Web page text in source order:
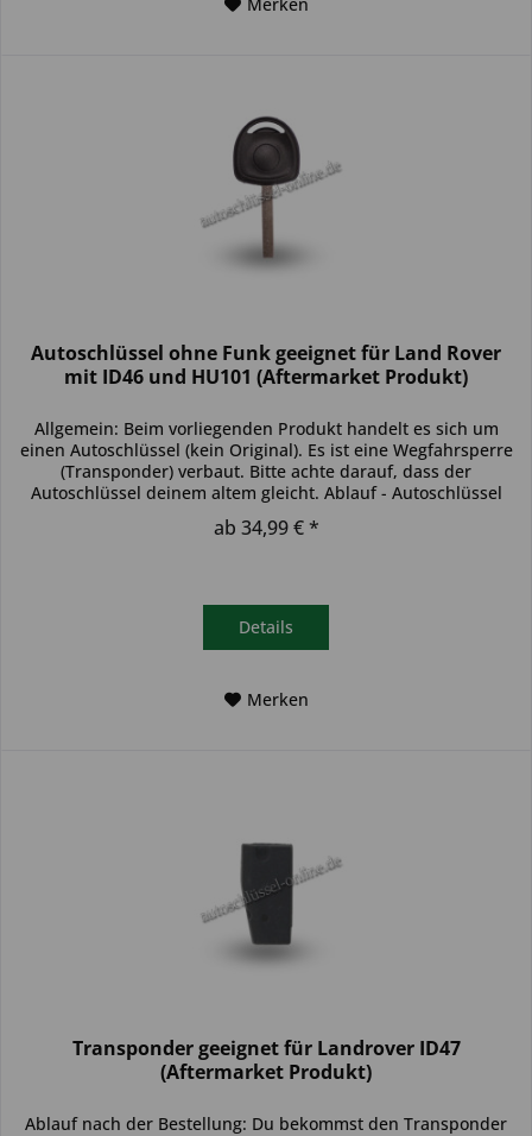
Autoschlüssel ohne Funk geeignet für Land Rover
mit ID46 und HU101 (Aftermarket Produkt)
Allgemein: Beim vorliegenden Produkt handelt es sich um
einen Autoschlüssel (kein Original). Es ist eine Wegfahrsperre
(Transponder) verbaut. Bitte achte darauf, dass der
Autoschlüssel deinem altem gleicht. Ablauf - Autoschlüssel
ab 34,99 € *
Details
Merken
Transponder geeignet für Landrover ID47
(Aftermarket Produkt)
Ablauf nach der Bestellung: Du bekommst den Transponder